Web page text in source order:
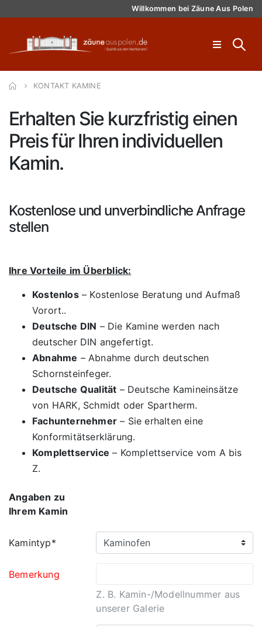
Willkommen bei Zäune Aus Polen
KONTAKT KAMINE
Erhalten Sie kurzfristig einen
Preis für Ihren individuellen
Kamin.
Kostenlose und unverbindliche Anfrage
stellen
Ihre Vorteile im Überblick:
Kostenlos– Kostenlose Beratung und Aufmaß
Vorort..
Deutsche DIN – Die Kamine werden nach
deutscher DIN angefertigt.
Abnahme – Abnahme durch deutschen
Schornsteinfeger.
Deutsche Qualität – Deutsche Kamineinsätze
von HARK, Schmidt oder Spartherm.
Fachunternehmer – Sie erhalten eine
Konformitätserklärung.
Komplettservice – Komplettservice vom A bis
Z.
Angaben zu
Ihrem Kamin
Kamintyp*
Bemerkung
Z. B. Kamin-/Modellnummer aus
unserer Galerie